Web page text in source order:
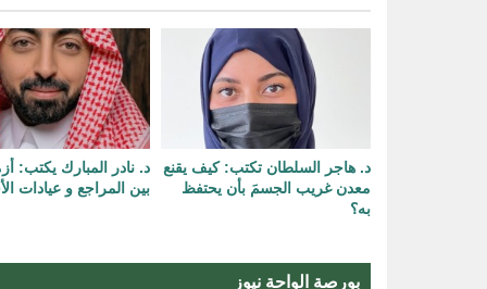
د. هاجر السلطان تكتب: كيف يقنع
معدن غريب الجسمَ بأن يحتفظ
به؟
د. نادر المبارك يكتب:
بين المراجع و عيادات
بورصة الواحة نيوز